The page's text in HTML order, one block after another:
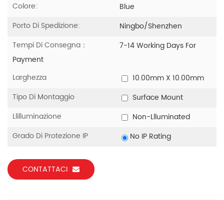
Colore:
Blue
Porto Di Spedizione:
Ningbo/Shenzhen
Tempi Di Consegna：
7-14 Working Days For
Payment
Larghezza
10.00mm X 10.00mm
Tipo Di Montaggio
Surface Mount
Llilluminazione
Non-Llluminated
Grado Di Protezione IP
No IP Rating
CONTATTACI